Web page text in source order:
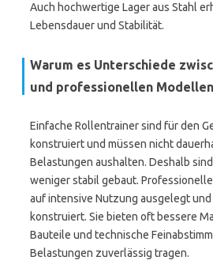
Auch hochwertige Lager aus Stahl
Lebensdauer und Stabilität.
Warum es Unterschiede
und professionellen
Einfache Rollentrainer sind für den
konstruiert und müssen nicht
Belastungen aushalten. Deshalb
weniger stabil gebaut.
auf intensive Nutzung ausgelegt
konstruiert. Sie bieten oft bessere
Bauteile und technische
Belastungen zuverlässig tragen.